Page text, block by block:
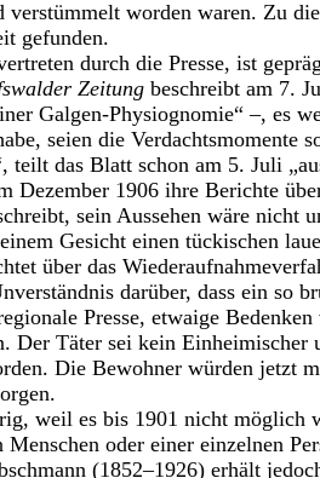
verstümmelt worden waren. Zu
gefunden.
durch die Presse, ist
Zeitung beschreibt am 7.
Galgen-Physiognomie“ –, es
seien die Verdachtsmomente
teilt das Blatt schon am 5. Juli
Dezember 1906 ihre Berichte
sein Aussehen wäre nicht
Gesicht einen tückischen
über das
darüber, dass ein so
Presse, etwaige
Der Täter sei kein
Die Bewohner würden jetzt
weil es bis 1901 nicht möglich
oder einer einzelnen
(1852–1926) erhält